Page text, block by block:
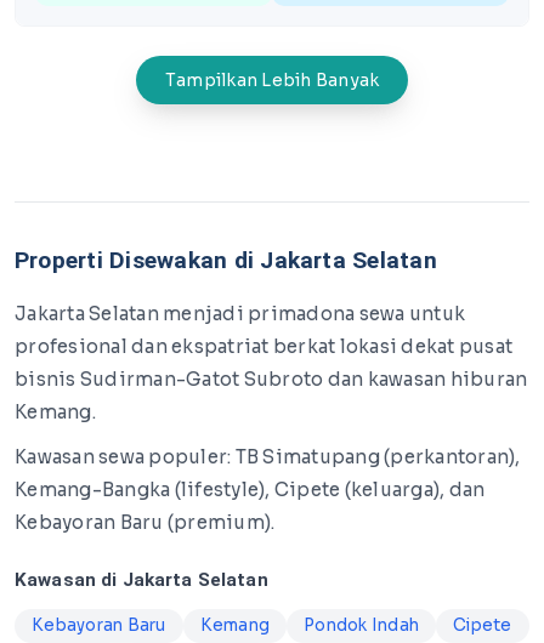
Tampilkan Lebih Banyak
Properti Disewakan di Jakarta Selatan
Jakarta Selatan menjadi primadona sewa untuk
profesional dan ekspatriat berkat lokasi dekat pusat
bisnis Sudirman-Gatot Subroto dan kawasan hiburan
Kemang.
Kawasan sewa populer: TB Simatupang (perkantoran),
Kemang-Bangka (lifestyle), Cipete (keluarga), dan
Kebayoran Baru (premium).
Kawasan di Jakarta Selatan
Kebayoran Baru Kemang Pondok Indah
Cipete